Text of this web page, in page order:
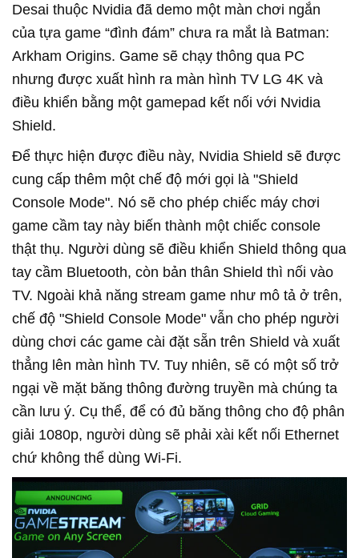
Desai thuộc Nvidia đã demo một màn chơi ngắn
của tựa game “đình đám” chưa ra mắt là Batman:
Arkham Origins. Game sẽ chạy thông qua PC
nhưng được xuất hình ra màn hình TV LG 4K và
điều khiển bằng một gamepad kết nối với Nvidia
Shield.
Để thực hiện được điều này, Nvidia Shield sẽ được
cung cấp thêm một chế độ mới gọi là "Shield
Console Mode". Nó sẽ cho phép chiếc máy chơi
game cầm tay này biến thành một chiếc console
thật thụ. Người dùng sẽ điều khiển Shield thông qua
tay cầm Bluetooth, còn bản thân Shield thì nối vào
TV. Ngoài khả năng stream game như mô tả ở trên,
chế độ "Shield Console Mode" vẫn cho phép người
dùng chơi các game cài đặt sẵn trên Shield và xuất
thẳng lên màn hình TV. Tuy nhiên, sẽ có một số trở
ngại về mặt băng thông đường truyền mà chúng ta
cần lưu ý. Cụ thể, để có đủ băng thông cho độ phân
giải 1080p, người dùng sẽ phải xài kết nối Ethernet
chứ không thể dùng Wi-Fi.